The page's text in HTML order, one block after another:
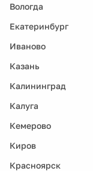
Вологда
Екатеринбург
Иваново
Казань
Калининград
Калуга
Кемерово
Киров
Красноярск